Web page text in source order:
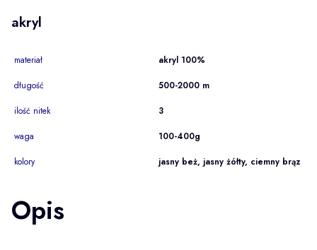
akryl
materiał
akryl 100%
długość
500-2000 m
ilość nitek
3
waga
100-400g
kolory
jasny beż, jasny żółty, ciemny brąz
Opis